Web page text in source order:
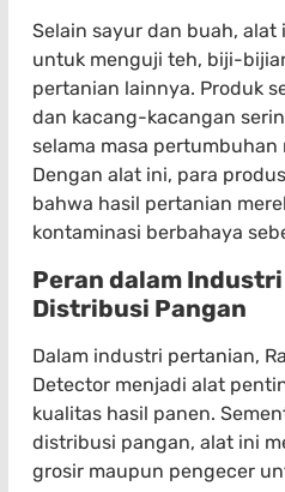
Selain sayur dan buah,
untuk menguji teh, biji-
pertanian lainnya. Produk
dan kacang-kacangan
selama masa
Dengan alat ini, para
bahwa hasil pertanian
kontaminasi berbahaya
Peran dalam
Distribusi Pangan
Dalam industri pertanian,
Detector menjadi alat
kualitas hasil panen.
distribusi pangan, alat ini
grosir maupun pengecer